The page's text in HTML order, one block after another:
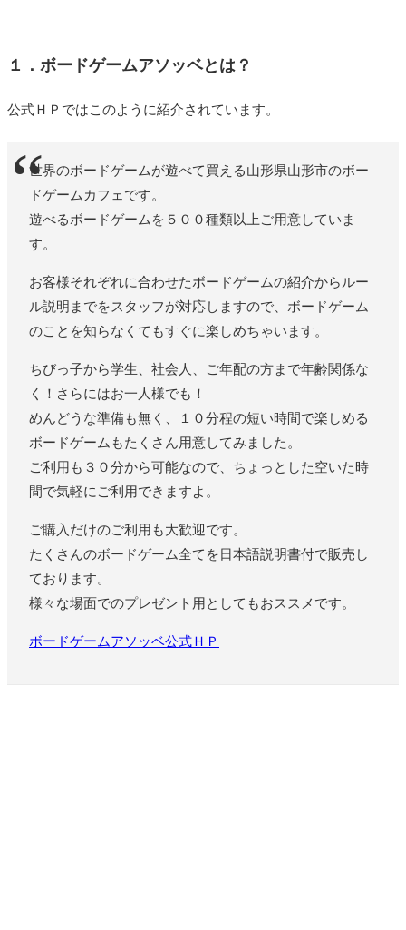
１．ボードゲームアソッベとは？
公式ＨＰではこのように紹介されています。
世界のボードゲームが遊べて買える山形県山形市のボー
ドゲームカフェです。
遊べるボードゲームを５００種類以上ご用意していま
す。
お客様それぞれに合わせたボードゲームの紹介からルー
ル説明までをスタッフが対応しますので、ボードゲーム
のことを知らなくてもすぐに楽しめちゃいます。
ちびっ子から学生、社会人、ご年配の方まで年齢関係な
く！さらにはお一人様でも！
めんどうな準備も無く、１０分程の短い時間で楽しめる
ボードゲームもたくさん用意してみました。
ご利用も３０分から可能なので、ちょっとした空いた時
間で気軽にご利用できますよ。
ご購入だけのご利用も大歓迎です。
たくさんのボードゲーム全てを日本語説明書付で販売し
ております。
様々な場面でのプレゼント用としてもおススメです。
ボードゲームアソッベ公式ＨＰ